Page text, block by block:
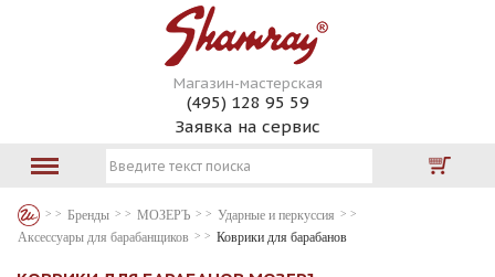
Магазин-мастерская
(495) 128 95 59
Заявка на сервис
Бренды МОЗЕРЪ
Ударные и перкуссия
Аксессуары для барабанщиков
Коврики для барабанов